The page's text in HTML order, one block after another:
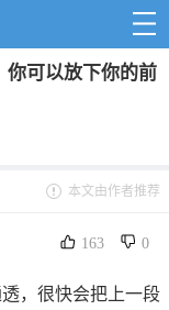
你可以放下你的前
本文由作者推荐
163 0
，很快会把上一段